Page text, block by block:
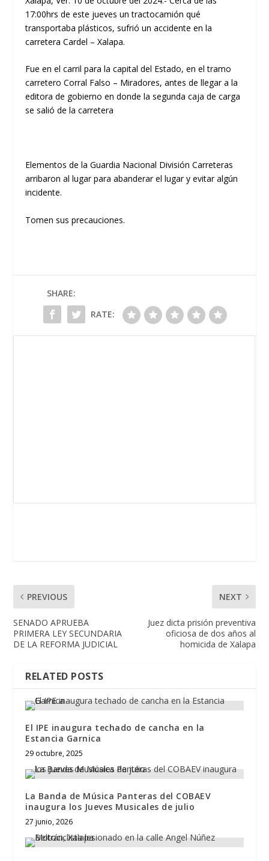
17:00hrs de este jueves un tractocamión qué
transportaba plásticos, sufrió un accidente en la
carretera Cardel – Xalapa.
Fue en el carril para la capital del Estado, en el tramo
carretero Corral Falso – Miradores, antes de llegar a la
editora de gobierno en donde la segunda caja de carga
se salió de la carretera
Elementos de la Guardia Nacional División Carreteras
arribaron al lugar para abanderar el lugar y evitar algún
incidente.
Tomen sus precauciones.
SHARE:
RATE:
PREVIOUS
SENADO APRUEBA
PRIMERA LEY SECUNDARIA
DE LA REFORMA JUDICIAL
NEXT
Juez dicta prisión preventiva
oficiosa de dos años al
homicida de Xalapa
RELATED POSTS
El IPE inaugura techado de cancha en la
Estancia Garnica
29 octubre, 2025
La Banda de Música Panteras del COBAEV
inaugura los Jueves Musicales de julio
27 junio, 2026